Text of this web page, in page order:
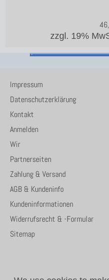
zzgl. 19%
Impressum
Datenschutzerklärung
Kontakt
Anmelden
Wir
Partnerseiten
Zahlung & Versand
AGB & Kundeninfo
Kundeninformationen
Widerrufsrecht & -Formular
Sitemap